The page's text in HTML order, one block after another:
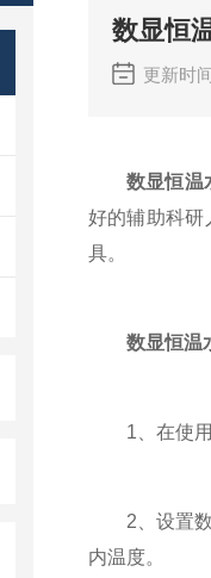
数显恒
更新时
数显恒温
好的辅助科研
具。
数显恒温
1、在使用
2、设置数
内温度。